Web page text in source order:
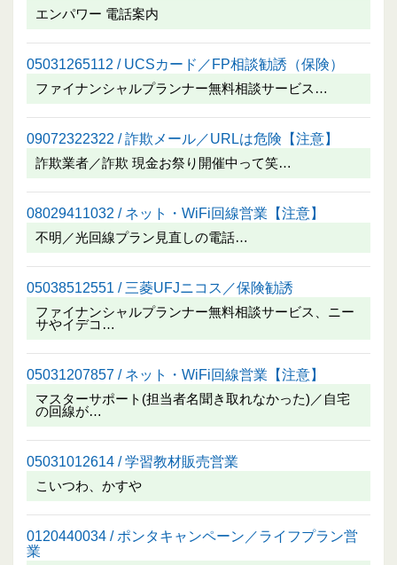
エンパワー 電話案内
05031265112 / UCSカード／FP相談勧誘（保険）
ファイナンシャルプランナー無料相談サービス…
09072322322 / 詐欺メール／URLは危険【注意】
詐欺業者／詐欺 現金お祭り開催中って笑…
08029411032 / ネット・WiFi回線営業【注意】
不明／光回線プラン見直しの電話…
05038512551 / 三菱UFJニコス／保険勧誘
ファイナンシャルプランナー無料相談サービス、ニー
サやイデコ…
05031207857 / ネット・WiFi回線営業【注意】
マスターサポート(担当者名聞き取れなかった)／自宅
の回線が…
05031012614 / 学習教材販売営業
こいつわ、かすや
0120440034 / ポンタキャンペーン／ライフプラン営
業